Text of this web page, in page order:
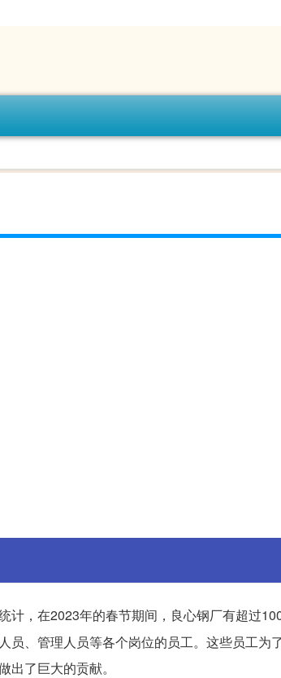
计，在2023年的春节期间，良心钢厂有超过
员、管理人员等各个岗位的员工。这些员工为
了巨大的贡献。